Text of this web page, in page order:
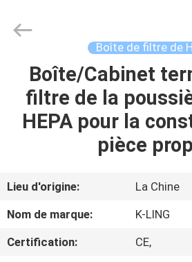
MAISON
À
PROPOS
Technology
Company.
Reserved.
Boîte de filtre de
Boîte/Cabinet
filtre de la
HEPA pour la
pièce
Lieu d'origine:
La Chine
Nom de marque:
K-LING
Certification:
CE,